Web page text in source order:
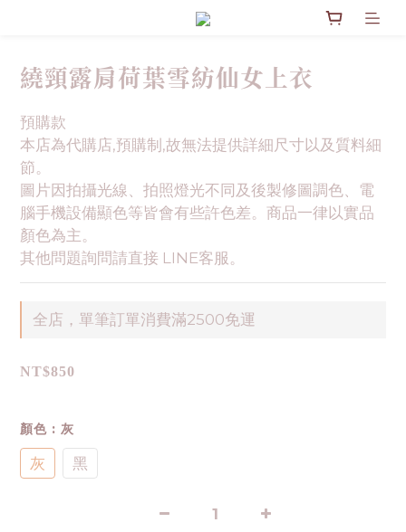
繞頸露肩荷葉雪紡仙女上衣
預購款
本店為代購店,預購制,故無法提供詳細尺寸以及質料細
節。
圖片因拍攝光線、拍照燈光不同及後製修圖調色、電
腦手機設備顯色等皆會有些許色差。商品一律以實品
顏色為主。
其他問題詢問請直接 LINE客服。
全店，單筆訂單消費滿2500免運
NT$850
顏色 : 灰
灰 黑